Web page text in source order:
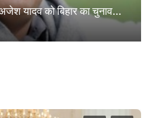
यादव को बिहार का चुनाव...